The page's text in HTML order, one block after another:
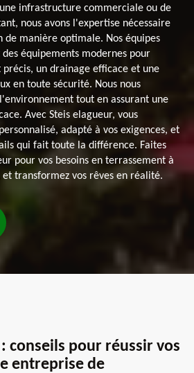
infrastructure commerciale ou de
nous avons l'expertise nécessaire
manière optimale. Nos équipes
équipements modernes pour
un drainage efficace et une
en toute sécurité. Nous nous
tout en assurant une
Avec Steis elagueur, vous
adapté à vos exigences, et
qui fait toute la différence. Faites
pour vos besoins en terrassement à
transformez vos rêves en réalité.
conseils pour réussir vos
entreprise de